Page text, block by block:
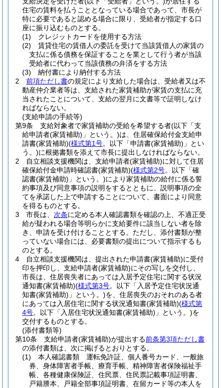
住宅の賃料を払うこととなっている場合であって、市長が
特に必要であると認める場合に限り、受給者が指定する口
座に振り込むものとする。
(1)
クレジットカードを使用する方法
(2)
賃貸住宅の賃借人の委託を受けて当該賃借人の家賃の
支払に係る債務を保証することを業として行う者が当該
受給者に代わって当該債務の弁済をする方法
(3)
納付書により納付する方法
2
前項ただし書の規定により支給した場合は、受給者又は不
動産仲介業者等は、支給された家賃補助が家賃の支払に充
当されたことについて、支給の翌月に文書等で証明しなけ
ればならない。
(支給申請の手続等)
第9条
支給対象者で家賃補助の受給を希望する者(以下「支
給申請者(家賃補助) 」という。)は、住居確保給付金支給申
請書(家賃補助)(様式第1号。以下「申請書(家賃補助) 」とい
う。)に根拠書類を添えて市長に提出しなければならない。
2
自立相談支援機関は、支給申請者(家賃補助)に対して住居
確保給付金申請時確認書(家賃補助)(様式第2号。以下「確
認書(家賃補助) 」という。)により家賃補助の給付に係る誓
約事項及び同意事項の説明をするとともに、説明事項の全
てを承諾した上で申請することについて、書面により同意
を得るものとする。
3
市長は、 次条に定める本人確認書類を確認の上、不適正受
給が疑われる場合等明らかに支給要件に該当しない者を除
き、申請を受け付けることとする。 ただし、添付書類が整
っていない場合には、必要書類の提出について指示するも
のとする。
4
自立相談支援機関は、提出された申請書(家賃補助)に受付
印を押印し、支給申請者(家賃補助)にその写しを交付し、
市長は、住居喪失者にあっては入居予定住宅に関する状況
通知書(家賃補助)(様式第3号。以下「入居予定住宅状況通
知書(家賃補助) 」という。)を、住居喪失のおそれのある者
にあっては入居住宅に関する状況通知書(家賃補助)(様式第
4号。以下「入居住宅状況通知書(家賃補助) 」という。)を
交付するものとする。
(添付書類等)
第10条
支給申請者(家賃補助)が提出する前条第3項ただし書
の添付書類は、次に掲げるとおりとする。
(1)
本人確認書類 運転免許証、個人番号カード、一般旅
券、身体障害者手帳、療育手帳、精神障害者保険福祉手
帳、各種健康保険証、住民票、住民票記載事項証明書、
戸籍謄本、戸籍全部事項証明書、在留カード等の本人を